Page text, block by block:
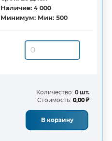
Наличие:4 000
Минимум: Мин: 500
Количество: 0 шт.
Стоимость: 0,00 ₽
В корзину